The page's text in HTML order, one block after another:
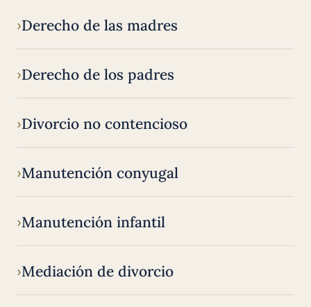
Derecho de las madres
Derecho de los padres
Divorcio no contencioso
Manutención conyugal
Manutención infantil
Mediación de divorcio